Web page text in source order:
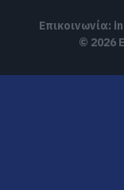
Επικοινωνία:
© 2026